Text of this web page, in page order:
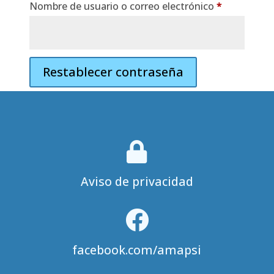
Nom­bre de usua­rio o correo elec­tró­ni­co *Obli­
Restablecer contraseña

Aviso de privacidad

facebook.com/amapsi